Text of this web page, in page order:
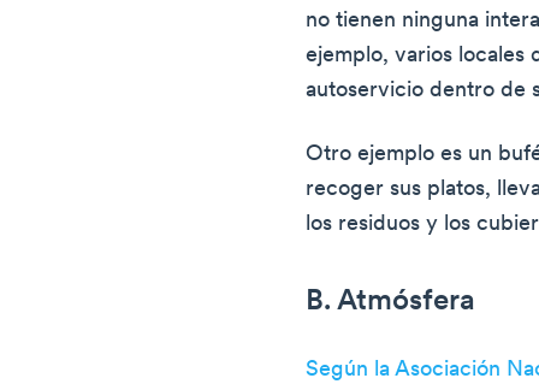
no tienen ninguna
ejemplo, varios locales
autoservicio dentro de
Otro ejemplo es un
recoger sus platos,
los residuos y los
B. Atmósfera
Según la Asociación